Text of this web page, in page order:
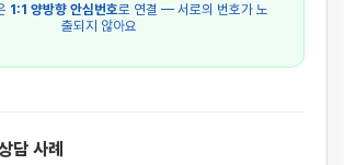
1:1 양방향 안심번호로 연결 — 서로의 번호가 노
출되지 않아요
담 사례